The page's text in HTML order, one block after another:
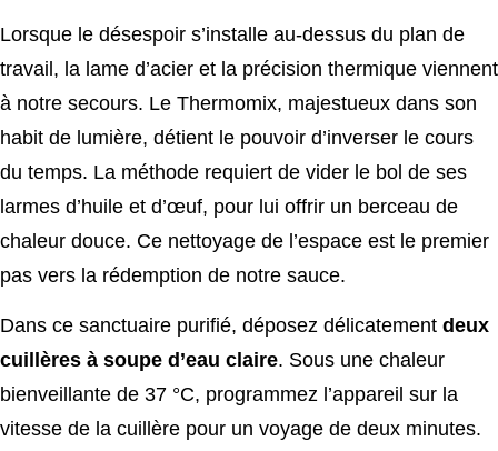
Lorsque le désespoir s’installe au-dessus du plan de
travail, la lame d’acier et la précision thermique viennent
à notre secours. Le Thermomix, majestueux dans son
habit de lumière, détient le pouvoir d’inverser le cours
du temps. La méthode requiert de vider le bol de ses
larmes d’huile et d’œuf, pour lui offrir un berceau de
chaleur douce. Ce nettoyage de l’espace est le premier
pas vers la rédemption de notre sauce.
Dans ce sanctuaire purifié, déposez délicatement deux
cuillères à soupe d’eau claire. Sous une chaleur
bienveillante de 37 °C, programmez l’appareil sur la
vitesse de la cuillère pour un voyage de deux minutes.